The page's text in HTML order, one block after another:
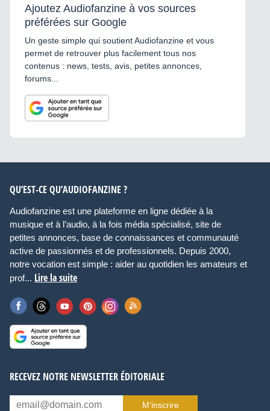
Ajoutez Audiofanzine à vos sources
préférées sur Google
Un geste simple qui soutient Audiofanzine et vous
permet de retrouver plus facilement tous nos
contenus : news, tests, avis, petites annonces,
forums...
QU’EST-CE QU’AUDIOFANZINE ?
Audiofanzine est une plateforme en ligne dédiée à la
musique et à l’audio, à la fois média spécialisé, site de
petites annonces, base de connaissances et communauté
active de passionnés et de professionnels. Depuis 2000,
notre vocation est simple : aider au quotidien les amateurs et
prof... Lire la suite
RECEVEZ NOTRE NEWSLETTER ÉDITORIALE
M’inscrire